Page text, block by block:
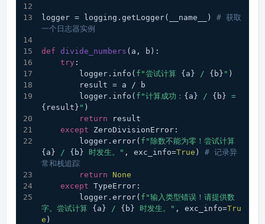
logger = logging.getLogger(__name__) # 获取
一个日志器实例
def divide_numbers ( a, b ):
try :
        logger.info(
f"尝试计算 {a} / {b} " )
        result = a / b
        logger.info(
f"计算成功： {a} / {b}
{result} " )
return result
except ZeroDivisionError:
        logger.error(
{a} / {b} 时发生。" , exc_info=True ) # 记录异
常和栈追踪
return
None
except TypeError:
        logger.error(
f"输入类型错误！请提供数
字。尝试计算 {a} / {b} 时发生。" , exc_info=Tru
e )